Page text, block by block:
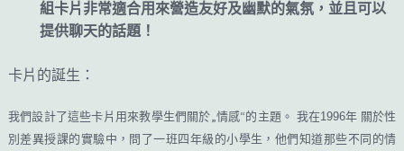
組卡片非常適合用來營造友好及幽默的氣氛，並且可以
提供聊天的話題！
卡片的誕生：
我們設計了這些卡片用來教學生們關於„情感“的主題。 我在1996年 關於性
別差異授課的實驗中，問了一班四年級的小學生，他們知道那些不同的情